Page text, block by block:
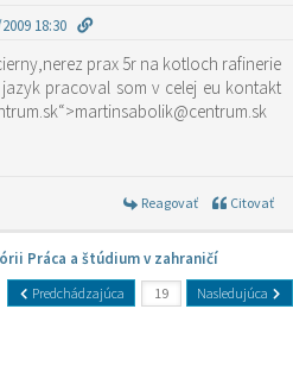
18:30
prax 5r na kotloch rafinerie
Reagovať Citovať
Práca a štúdium v zahraničí
Predchádzajúca Nasledujúca